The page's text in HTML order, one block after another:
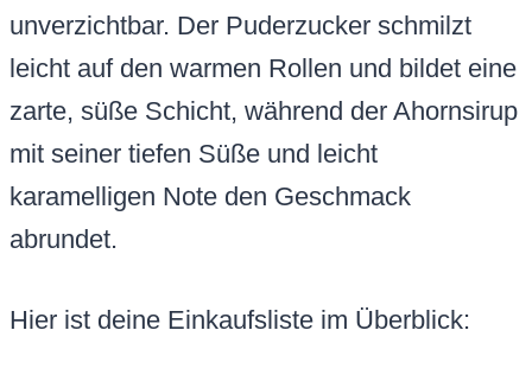
unverzichtbar. Der Puderzucker schmilzt
leicht auf den warmen Rollen und bildet eine
zarte, süße Schicht, während der Ahornsirup
mit seiner tiefen Süße und leicht
karamelligen Note den Geschmack
abrundet.
Hier ist deine Einkaufsliste im Überblick: